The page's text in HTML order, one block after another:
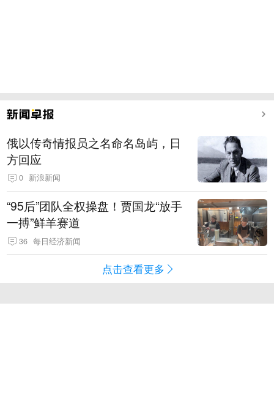
俄以传奇情报员之名命名岛屿，日
方回应
0 新浪新闻
“95后”团队全权操盘！贾国龙“放手
一搏”鲜羊赛道
36 每日经济新闻
点击查看更多